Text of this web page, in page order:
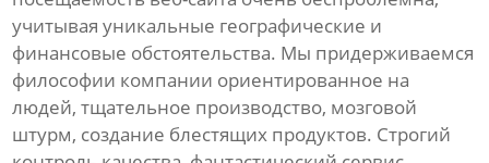
учитывая уникальные географические и
финансовые обстоятельства. Мы придерживаемся
философии компании ориентированное на
людей, тщательное производство, мозговой
штурм, создание блестящих продуктов. Строгий